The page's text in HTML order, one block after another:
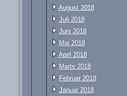
August 2018
Juli 2018
Juni 2018
Maj 2018
April 2018
Marts 2018
Februar 2018
Januar 2018